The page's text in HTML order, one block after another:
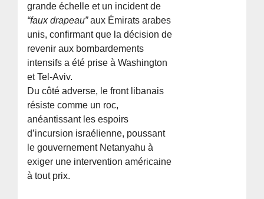
grande échelle et un incident de
“faux drapeau”aux Émirats arabes
unis, confirmant que la décision de
revenir aux bombardements
intensifs a été prise à Washington
et Tel-Aviv.
Du côté adverse, le front libanais
résiste comme un roc,
anéantissant les espoirs
d’incursion israélienne, poussant
le gouvernement Netanyahu à
exiger une intervention américaine
à tout prix.